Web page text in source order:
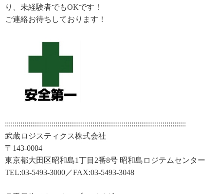
り、未経験者でもOKです！
ご連絡お待ちしております！
:::::::::::::::::::::::::::::::::::::::::::::::::::::::::::::::::::::::::::::::::::::::::::::
武蔵ロジスティクス株式会社
〒143-0004
東京都大田区昭和島1丁目2番8号 昭和島ロジテムセンター
TEL:03-5493-3000／FAX:03-5493-3048